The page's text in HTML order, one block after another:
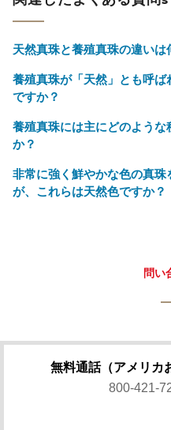
天然真珠と養殖真珠の違いは
養殖真珠が「天然」とも呼
ですか？
養殖真珠には主にどのよう
か？
非常に強く鮮やかな色の真
が、これらは天然色ですか？
問い
無料通話（アメリカ
800-421-